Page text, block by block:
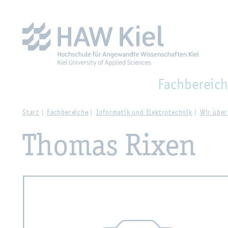
Start Fach­be­rei­che In­for­ma­tik und Elek­tro­tech­nik Wir über
Tho­mas Rixen